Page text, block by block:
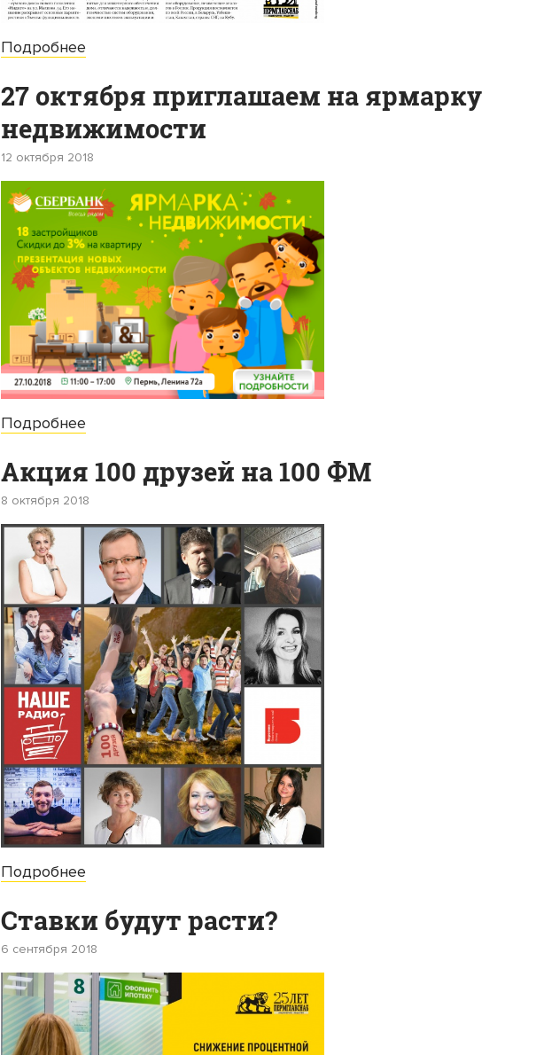
Подробнее
27 октября приглашаем на ярмарку
недвижимости
12 октября 2018
Подробнее
Акция 100 друзей на 100 ФМ
8 октября 2018
Подробнее
Ставки будут расти?
6 сентября 2018